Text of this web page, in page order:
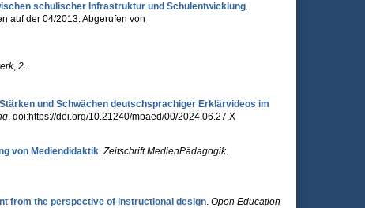
schulischer Infrastruktur und Schulentwicklung.
auf der 04/2013. Abgerufen von
, 2.
und Schwächen deutschsprachiger Erklärvideos im
. doi:https://doi.org/10.21240/mpaed/00/2024.06.27.X
von Mediendidaktik.Zeitschrift MedienPädagogik.
from the perspective of instructional design. Open Education